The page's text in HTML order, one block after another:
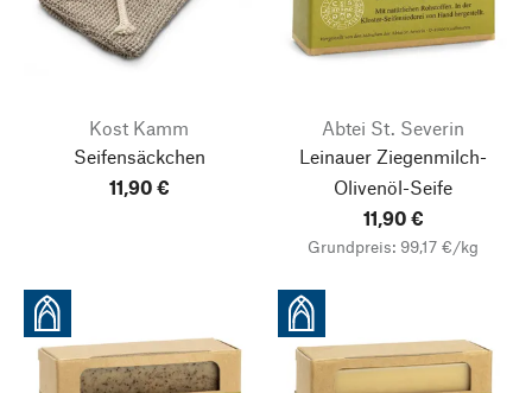
Kost Kamm
Seifensäckchen
11,90 €
Abtei St. Severin
Leinauer Ziegenmilch-
Olivenöl-Seife
11,90 €
Grundpreis: 99,17 €/kg